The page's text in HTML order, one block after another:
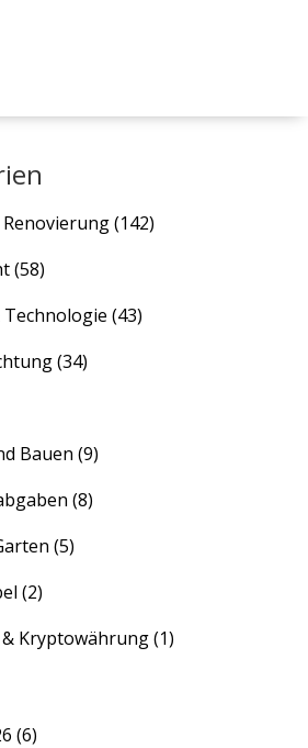
(142)
(58)
Technologie (43)
(34)
Bauen (9)
(8)
(5)
(2)
Kryptowährung(1)
(6)